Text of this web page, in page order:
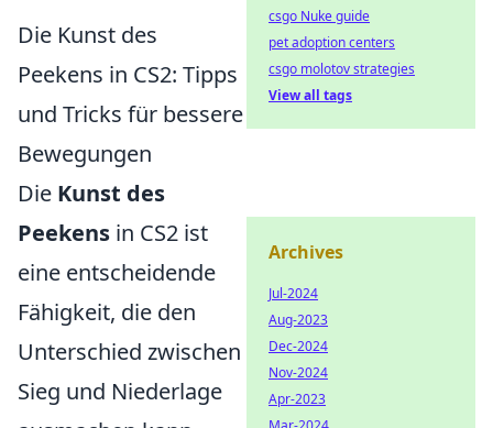
Die Kunst des
Peekens in CS2: Tipps
und Tricks für bessere
Bewegungen
Die Kunst des
Peekens in CS2 ist
eine entscheidende
Fähigkeit, die den
Unterschied zwischen
Sieg und Niederlage
csgo Nuke guide
pet adoption centers
csgo molotov strategies
View all tags
Archives
Jul-2024
Aug-2023
Dec-2024
Nov-2024
Apr-2023